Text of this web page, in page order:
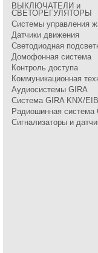
ВЫКЛЮЧАТЕЛИ и
СВЕТОРЕГУЛЯТОРЫ
Системы управления
Датчики движения
Светодиодная
Домофонная система
Контроль доступа
Коммуникационная
Аудиосистемы GIRA
Система GIRA KNX/EIB
Радиошинная система
Сигнализаторы и